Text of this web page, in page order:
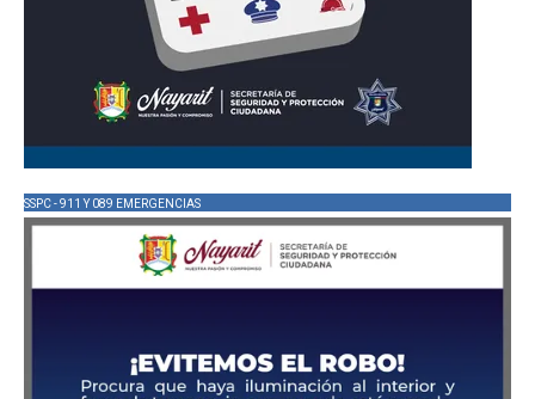
SSPC - 911 Y 089 EMERGENCIAS